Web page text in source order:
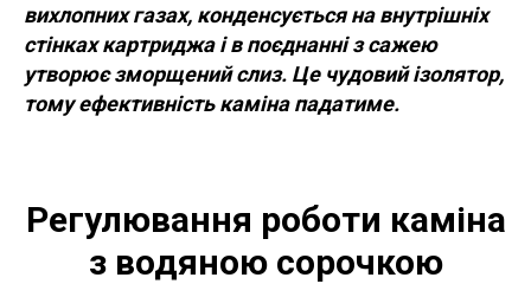
вихлопних газах, конденсується на внутрішніх
стінках картриджа і в поєднанні з сажею
утворює зморщений слиз. Це чудовий ізолятор,
тому ефективність каміна падатиме.
Регулювання роботи каміна
з водяною сорочкою